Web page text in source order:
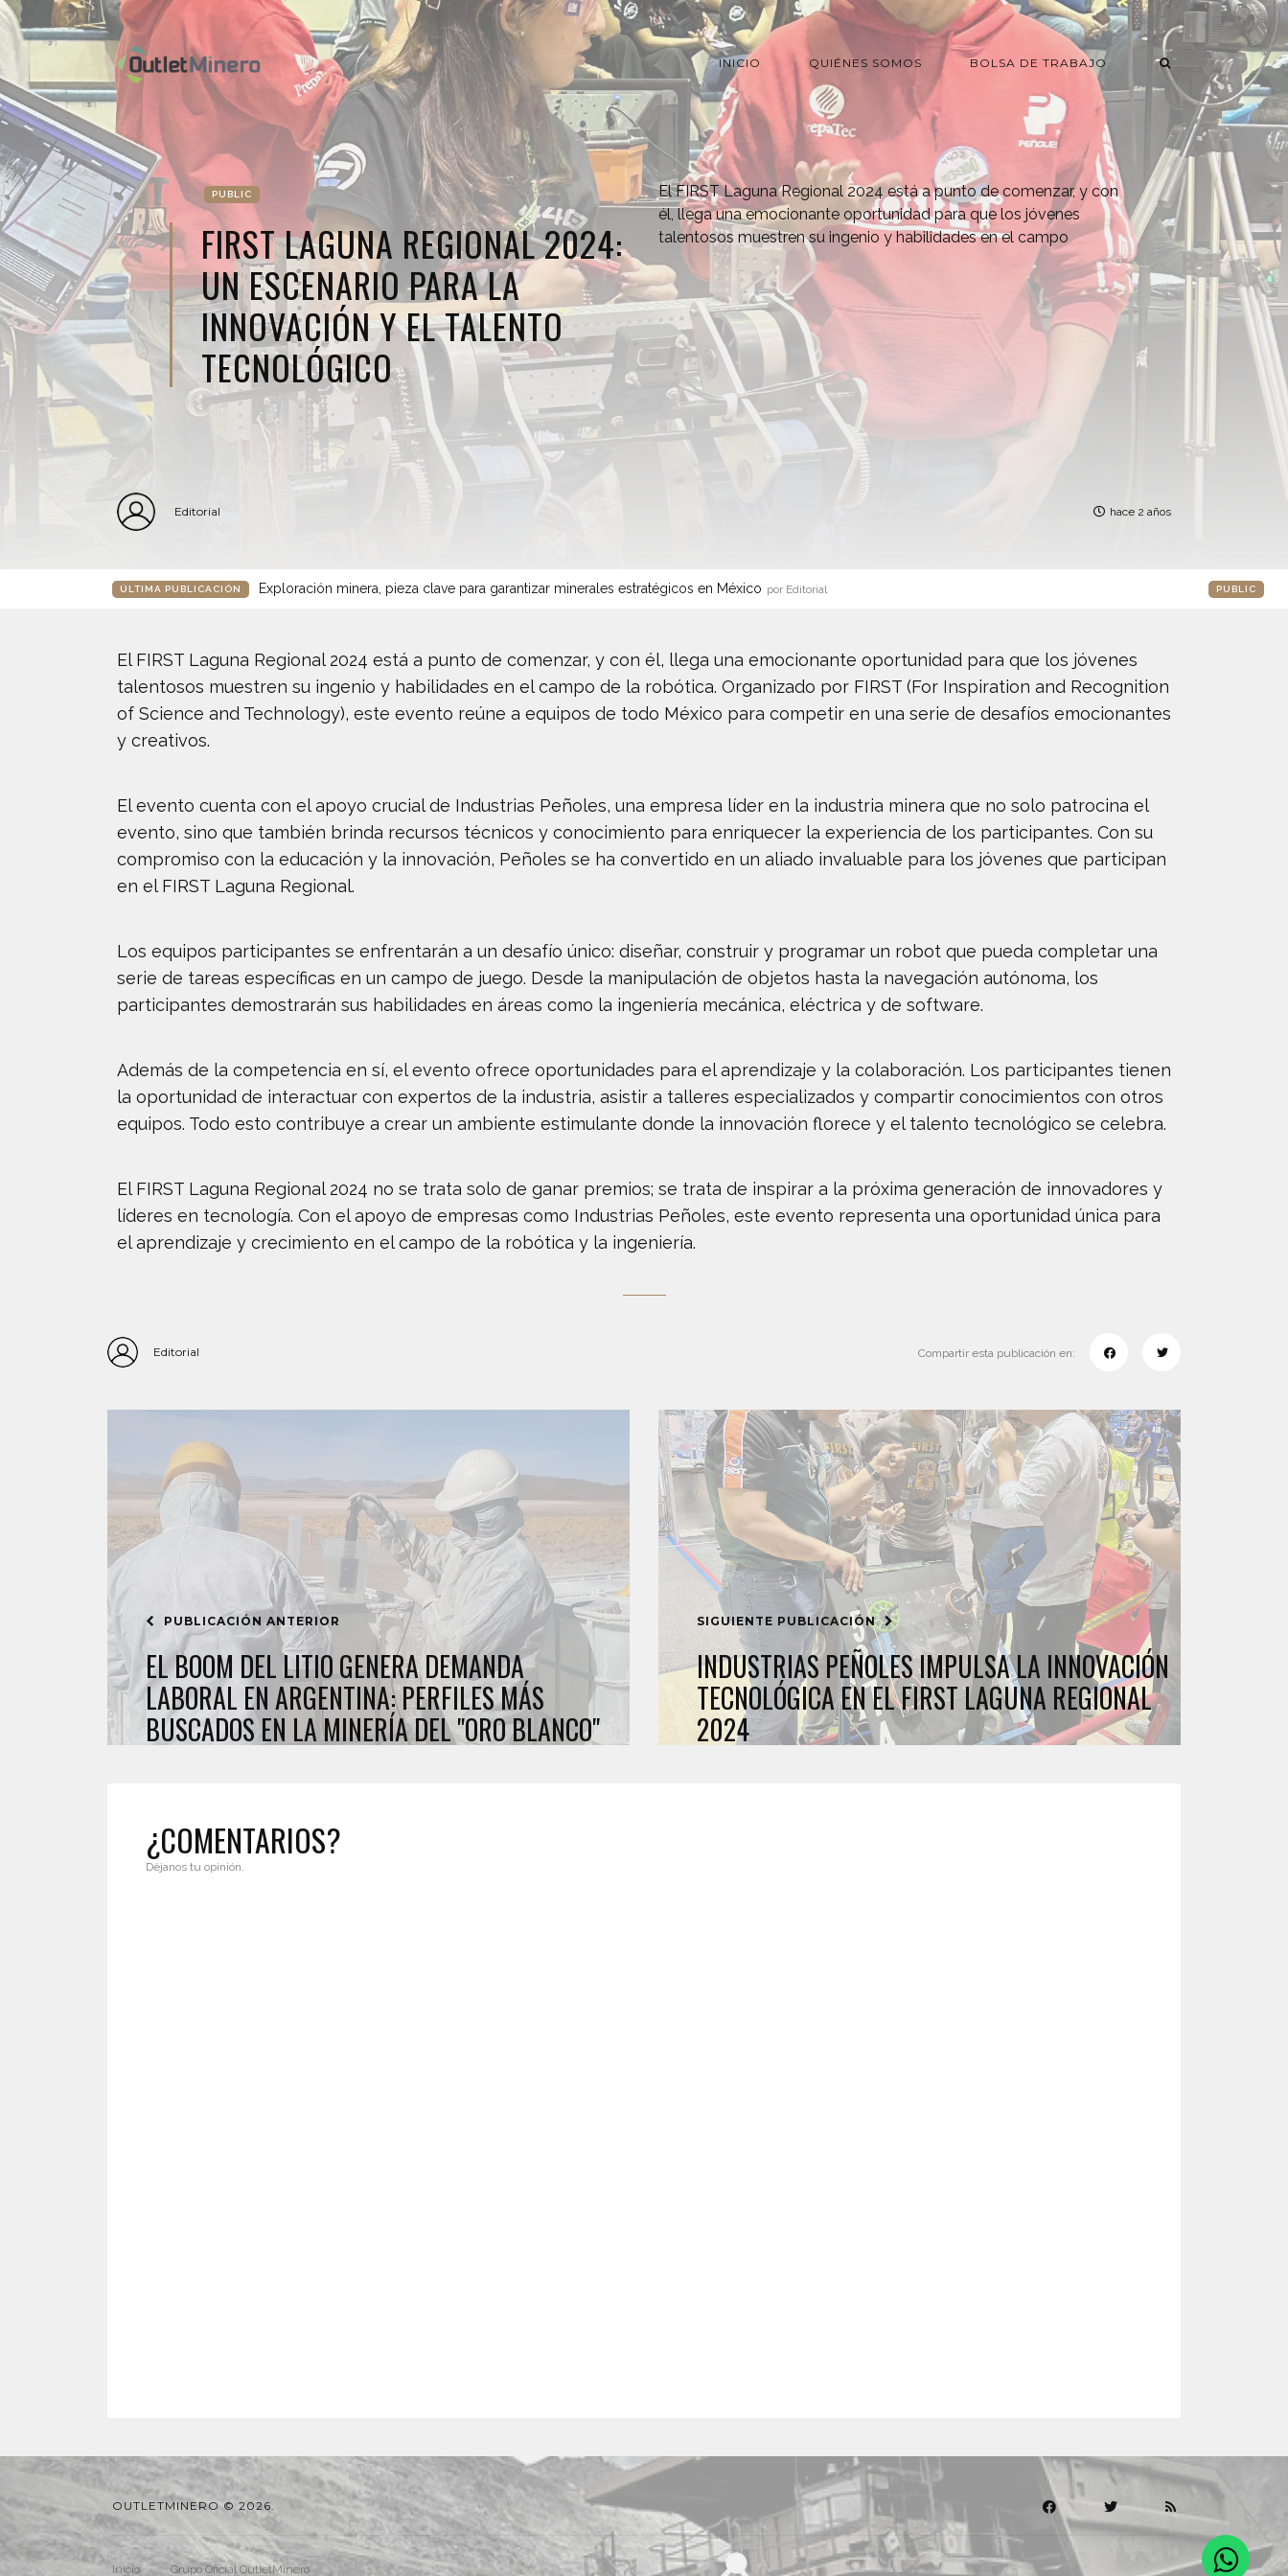
INICIO QUIÉNES SOMOS BOLSA DE TRABAJO
PUBLIC
FIRST LAGUNA REGIONAL 2024:
UN ESCENARIO PARA LA
INNOVACIÓN Y EL TALENTO
TECNOLÓGICO
El FIRST Laguna Regional 2024 está a punto de comenzar, y con
él, llega una emocionante oportunidad para que los jóvenes
talentosos muestren su ingenio y habilidades en el campo
Editorial hace 2 años
ÚLTIMA PUBLICACIÓN Exploración minera, pieza clave para garantizar minerales estratégicos en México por Editorial PUBLIC
El FIRST Laguna Regional 2024 está a punto de comenzar, y con él, llega una emocionante oportunidad para que los jóvenes
talentosos muestren su ingenio y habilidades en el campo de la robótica. Organizado por FIRST (For Inspiration and Recognition
of Science and Technology), este evento reúne a equipos de todo México para competir en una serie de desafíos emocionantes
y creativos.
El evento cuenta con el apoyo crucial de Industrias Peñoles, una empresa líder en la industria minera que no solo patrocina el
evento, sino que también brinda recursos técnicos y conocimiento para enriquecer la experiencia de los participantes. Con su
compromiso con la educación y la innovación, Peñoles se ha convertido en un aliado invaluable para los jóvenes que participan
en el FIRST Laguna Regional.
Los equipos participantes se enfrentarán a un desafío único: diseñar, construir y programar un robot que pueda completar una
serie de tareas específicas en un campo de juego. Desde la manipulación de objetos hasta la navegación autónoma, los
participantes demostrarán sus habilidades en áreas como la ingeniería mecánica, eléctrica y de software.
Además de la competencia en sí, el evento ofrece oportunidades para el aprendizaje y la colaboración. Los participantes tienen
la oportunidad de interactuar con expertos de la industria, asistir a talleres especializados y compartir conocimientos con otros
equipos. Todo esto contribuye a crear un ambiente estimulante donde la innovación florece y el talento tecnológico se celebra.
El FIRST Laguna Regional 2024 no se trata solo de ganar premios; se trata de inspirar a la próxima generación de innovadores y
líderes en tecnología. Con el apoyo de empresas como Industrias Peñoles, este evento representa una oportunidad única para
el aprendizaje y crecimiento en el campo de la robótica y la ingeniería.
Editorial Compartir esta publicación en:
PUBLICACIÓN ANTERIOR
EL BOOM DEL LITIO GENERA DEMANDA
LABORAL EN ARGENTINA: PERFILES MÁS
BUSCADOS EN LA MINERÍA DEL "ORO BLANCO"
SIGUIENTE PUBLICACIÓN
INDUSTRIAS PEÑOLES IMPULSA LA INNOVACIÓN
TECNOLÓGICA EN EL FIRST LAGUNA REGIONAL
2024
¿COMENTARIOS?
Déjanos tu opinión.
OUTLETMINERO © 2026.
Inicio Grupo Oficial OutletMinero